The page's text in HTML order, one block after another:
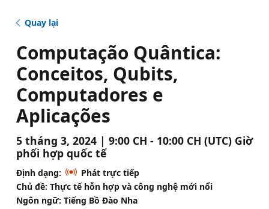
Quay lại
Computação Quântica:
Conceitos, Qubits,
Computadores e
Aplicações
5 tháng 3, 2024 | 9:00 CH - 10:00 CH (UTC) Giờ
phối hợp quốc tế
Định dạng:
Phát trực tiếp
Chủ đề: Thực tế hỗn hợp và công nghệ mới nổi
Ngôn ngữ: Tiếng Bồ Đào Nha